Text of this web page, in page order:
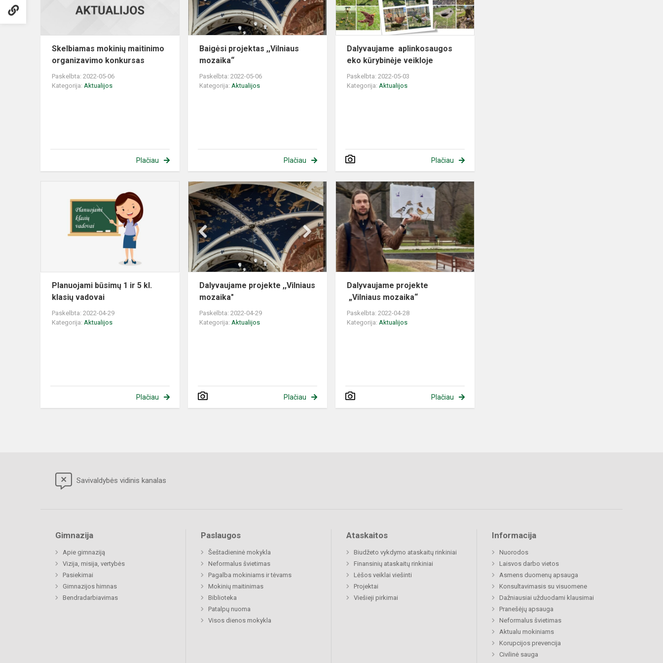
Skelbiamas mokinių maitinimo
organizavimo konkursas
Paskelbta: 2022-05-06
Kategorija: Aktualijos
Plačiau
Baigėsi projektas ,,Vilniaus
mozaika“
Paskelbta: 2022-05-06
Kategorija:Aktualijos
Plačiau
Dalyvaujame aplinkosaugos
eko kūrybinėje veikloje
Paskelbta: 2022-05-03
Kategorija:Aktualijos
Plačiau
Planuojami
būsimų
klasių
vadovai
Planuojami būsimų 1 ir 5 kl.
klasių vadovai
Paskelbta: 2022-04-29
Kategorija: Aktualijos
Plačiau
Dalyvaujame
projekte
,,Vilniaus
mozaika"
Dalyvaujame projekte ,,Vilniaus
mozaika"
Paskelbta: 2022-04-29
Kategorija:Aktualijos
Plačiau
Dalyvaujame projekte
„Vilniaus mozaika“
Paskelbta: 2022-04-28
Kategorija:Aktualijos
Plačiau
Savivaldybės vidinis kanalas
Gimnazija
Apie gimnaziją
Vizija, misija, vertybės
Pasiekimai
Gimnazijos himnas
Bendradarbiavimas
Paslaugos
Šeštadieninė mokykla
Neformalus švietimas
Pagalba mokiniams ir tėvams
Mokinių maitinimas
Biblioteka
Patalpų nuoma
Visos dienos mokykla
Ataskaitos
Biudžeto vykdymo ataskaitų rinkiniai
Finansinių ataskaitų rinkiniai
Lėšos veiklai viešinti
Projektai
Viešieji pirkimai
Informacija
Nuorodos
Laisvos darbo vietos
Asmens duomenų apsauga
Konsultavimasis su visuomene
Dažniausiai užduodami klausimai
Pranešėjų apsauga
Neformalus švietimas
Aktualu mokiniams
Korupcijos prevencija
Civilinė sauga